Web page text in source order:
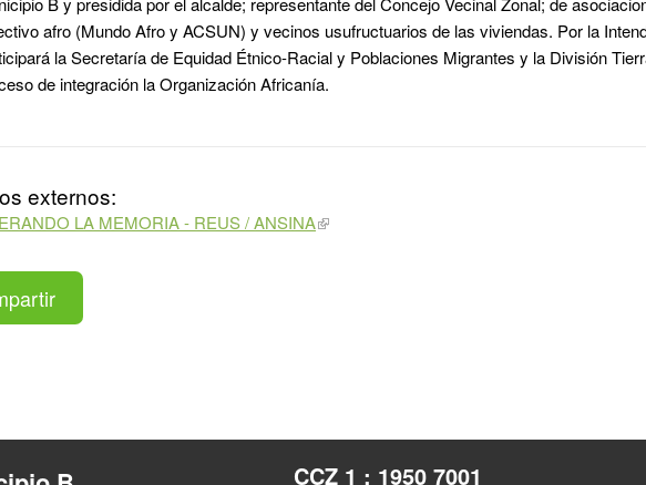
afro (Mundo Afro y ACSUN) y vecinos usufructuarios de las viviendas. Por la
la Secretaría de Equidad Étnico-Racial y Poblaciones Migrantes y la División
de integración la Organización Africanía.
externos:
LA MEMORIA - REUS / ANSINA
CCZ 1 : 1950 7001